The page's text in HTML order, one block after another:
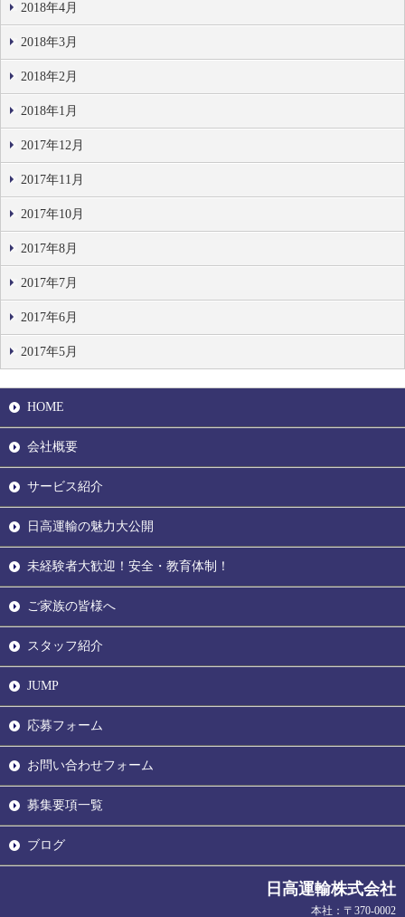
2018年4月
2018年3月
2018年2月
2018年1月
2017年12月
2017年11月
2017年10月
2017年8月
2017年7月
2017年6月
2017年5月
HOME
会社概要
サービス紹介
日高運輸の魅力大公開
未経験者大歓迎！安全・教育体制！
ご家族の皆様へ
スタッフ紹介
JUMP
応募フォーム
お問い合わせフォーム
募集要項一覧
ブログ
日高運輸株式会社
本社：〒370-0002